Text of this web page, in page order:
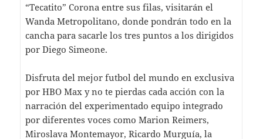
“Tecatito” Corona entre sus filas, visitarán el
Wanda Metropolitano, donde pondrán todo en la
cancha para sacarle los tres puntos a los dirigidos
por Diego Simeone.
Disfruta del mejor futbol del mundo en exclusiva
por HBO Max y no te pierdas cada acción con la
narración del experimentado equipo integrado
por diferentes voces como Marion Reimers,
Miroslava Montemayor, Ricardo Murguía, la